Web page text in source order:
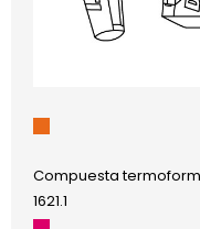
Compuesta
1621.1